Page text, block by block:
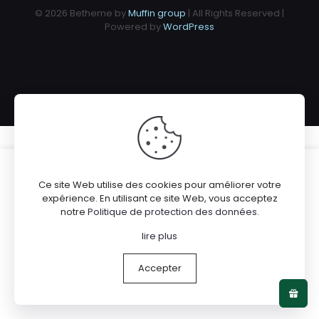
© 2026 Betheme byMuffin group | All Rights Reserved |
Powered byWordPress
My account
Order Pregabalin Online
0Cart
Ce site Web utilise des cookies pour améliorer votre
expérience. En utilisant ce site Web, vous acceptez
notre Politique de protection des données.
lire plus
Accepter